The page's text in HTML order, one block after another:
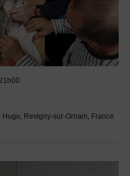
Hugo, Revigny-sur-Ornain, France